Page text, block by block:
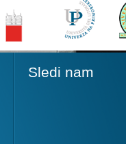
Sledi nam